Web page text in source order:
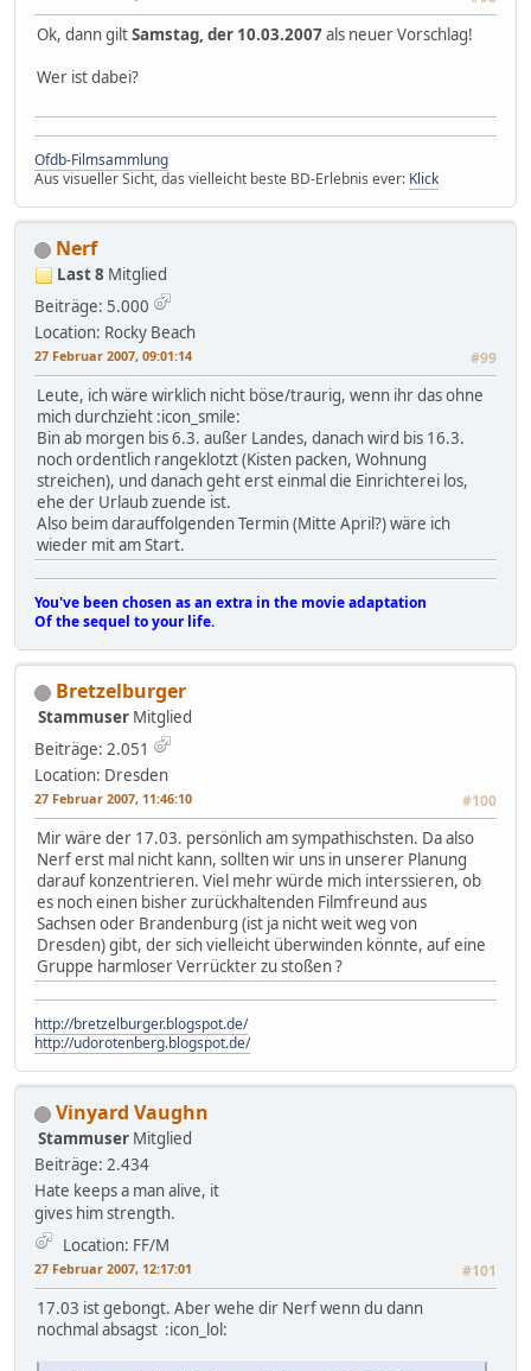
Ok, dann giltSamstag, der 10.03.2007als neuer Vorschlag!
Wer ist dabei?
Ofdb-Filmsammlung
Aus visueller Sicht, das vielleicht beste BD-Erlebnis ever: Klick
Nerf
Last 8 Mitglied
Beiträge: 5.000
Location: Rocky Beach
27 Februar 2007, 09:01:14 #99
Leute, ich wäre wirklich nicht böse/traurig, wenn ihr das ohne
mich durchzieht :icon_smile:
Bin ab morgen bis 6.3. außer Landes, danach wird bis 16.3.
noch ordentlich rangeklotzt (Kisten packen, Wohnung
streichen), und danach geht erst einmal die Einrichterei los,
ehe der Urlaub zuende ist.
Also beim darauffolgenden Termin (Mitte April?) wäre ich
wieder mit am Start.
You've been chosen as an extra in the movie adaptation
Of the sequel to your life.
Bretzelburger
Stammuser Mitglied
Beiträge: 2.051
Location: Dresden
27 Februar 2007, 11:46:10 #100
Mir wäre der 17.03. persönlich am sympathischsten. Da also
Nerf erst mal nicht kann, sollten wir uns in unserer Planung
darauf konzentrieren. Viel mehr würde mich interssieren, ob
es noch einen bisher zurückhaltenden Filmfreund aus
Sachsen oder Brandenburg (ist ja nicht weit weg von
Dresden) gibt, der sich vielleicht überwinden könnte, auf eine
Gruppe harmloser Verrückter zu stoßen ?
http://bretzelburger.blogspot.de/
http://udorotenberg.blogspot.de/
Vinyard Vaughn
Stammuser Mitglied
Beiträge: 2.434
Hate keeps a man alive, it
gives him strength.
Location: FF/M
27 Februar 2007, 12:17:01 #101
17.03 ist gebongt. Aber wehe dir Nerf wenn du dann
nochmal absagst :icon_lol: